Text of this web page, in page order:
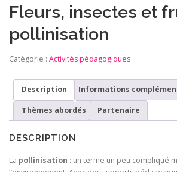
Fleurs, insectes et
pollinisation
Catégorie : Activités pédagogiques
Description Informations
Thèmes abordés Partenaire
DESCRIPTION
La pollinisation : un terme un peu compliqué